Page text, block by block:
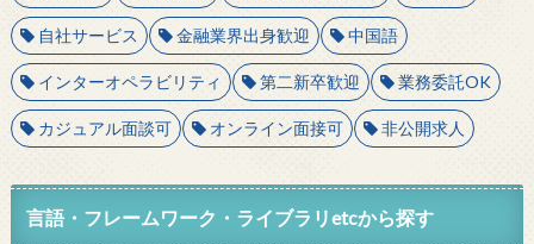
自社サービス 金融業界出身歓迎 中国語
インターオペラビリティ 第二新卒歓迎 業務委託OK
カジュアル面談可 オンライン面接可 非公開求人
言語・フレームワーク・ライブラリetcから探す